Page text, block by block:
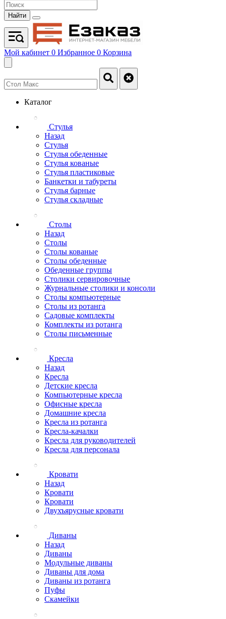
Найти
Мой кабинет 0 Избранное 0 Корзина
Каталог
Стулья
Назад
Стулья
Стулья обеденные
Стулья кованые
Стулья пластиковые
Банкетки и табуреты
Стулья барные
Стулья складные
Столы
Назад
Столы
Столы кованые
Столы обеденные
Обеденные группы
Столики сервировочные
Журнальные столики и консоли
Столы компьютерные
Столы из ротанга
Садовые комплекты
Комплекты из ротанга
Столы письменные
Кресла
Назад
Кресла
Детские кресла
Компьютерные кресла
Офисные кресла
Домашние кресла
Кресла из ротанга
Кресла-качалки
Кресла для руководителей
Кресла для персонала
Кровати
Назад
Кровати
Кровати
Двухъярусные кровати
Диваны
Назад
Диваны
Модульные диваны
Диваны для дома
Диваны из ротанга
Пуфы
Скамейки